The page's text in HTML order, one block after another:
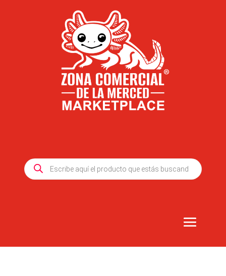
Products
search